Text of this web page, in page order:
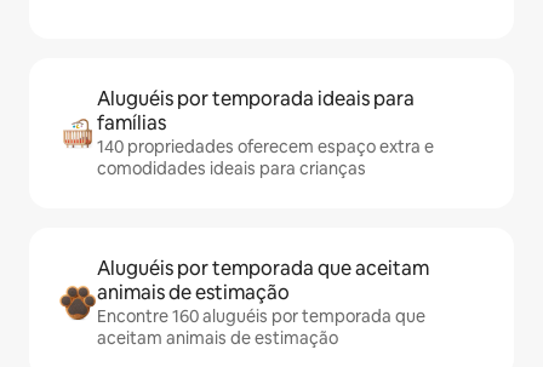
Aluguéis por temporada ideais para
famílias
140 propriedades oferecem espaço extra e
comodidades ideais para crianças
Aluguéis por temporada que aceitam
animais de estimação
Encontre 160 aluguéis por temporada que
aceitam animais de estimação